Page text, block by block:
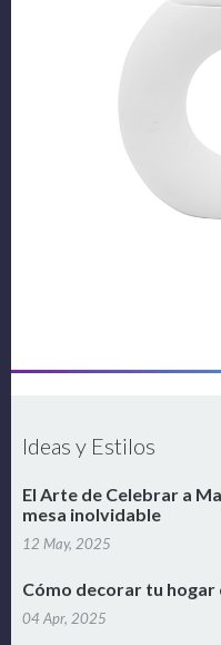
Ideas y Estilos
El Arte de Celebrar a
mesa inolvidable
12 May, 2025
Cómo decorar tu
04 Apr, 2025